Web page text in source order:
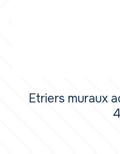
Etriers muraux